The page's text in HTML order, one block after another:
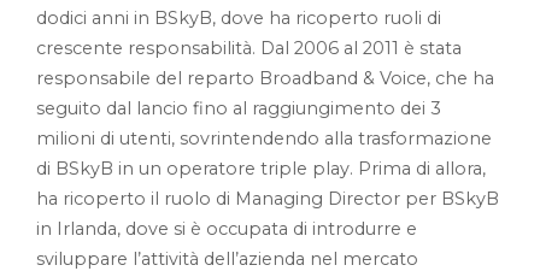
dodici anni in BSkyB, dove ha ricoperto ruoli di
crescente responsabilità. Dal 2006 al 2011 è stata
responsabile del reparto Broadband & Voice, che ha
seguito dal lancio fino al raggiungimento dei 3
milioni di utenti, sovrintendendo alla trasformazione
di BSkyB in un operatore triple play. Prima di allora,
ha ricoperto il ruolo di Managing Director per BSkyB
in Irlanda, dove si è occupata di introdurre e
sviluppare l’attività dell’azienda nel mercato